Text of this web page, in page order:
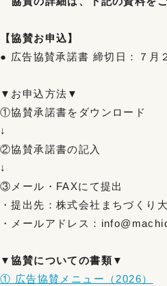
【協賛お申込】
● 広告協賛承諾書 締切日：７月
▼お申込方法▼
①協賛承諾書をダウンロード
↓
②協賛承諾書の記入
↓
③メール・FAXにて提出
・提出先：株式会社まちづくり
・メールアドレス：
▼協賛についての書類▼
① 広告協賛メニュー（2026）